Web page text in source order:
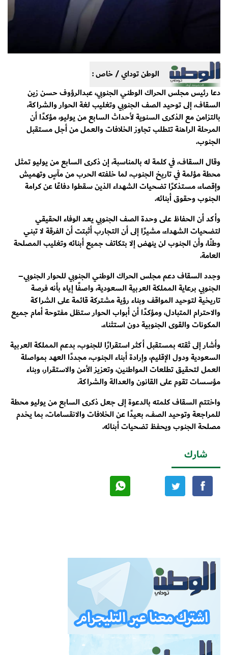
الوطن توداي / خاص :
دعا رئيس مجلس الحراك الوطني الجنوبي، عبدالرؤوف حسن زين
السقاف، إلى توحيد الصف الجنوبي وتغليب لغة الحوار والشراكة،
بالتزامن مع الذكرى السنوية لأحداث السابع من يوليو، مؤكدًا أن
المرحلة الراهنة تتطلب تجاوز الخلافات والعمل من أجل مستقبل
الجنوب.
وقال السقاف، في كلمة له بالمناسبة، إن ذكرى السابع من يوليو تمثل
محطة مؤلمة في تاريخ الجنوب، لما خلفته الحرب من مآسٍ وتهميش
وإقصاء، مستذكرًا تضحيات الشهداء الذين سقطوا دفاعًا عن كرامة
الجنوب وحقوق أبنائه.
وأكد أن الحفاظ على وحدة الصف الجنوبي يعد الوفاء الحقيقي
لتضحيات الشهداء، مشيرًا إلى أن التجارب أثبتت أن الفرقة لا تبني
وطنًا، وأن الجنوب لن ينهض إلا بتكاتف جميع أبنائه وتغليب المصلحة
العامة.
وجدد السقاف دعم مجلس الحراك الوطني الجنوبي للحوار الجنوبي–
الجنوبي برعاية المملكة العربية السعودية، واصفًا إياه بأنه فرصة
تاريخية لتوحيد المواقف وبناء رؤية مشتركة قائمة على الشراكة
والاحترام المتبادل، ومؤكدًا أن أبواب الحوار ستظل مفتوحة أمام جميع
المكونات والقوى الجنوبية دون استثناء.
وأشار إلى ثقته بمستقبل أكثر استقرارًا للجنوب، بدعم المملكة العربية
السعودية ودول الإقليم، وإرادة أبناء الجنوب، مجددًا العهد بمواصلة
العمل لتحقيق تطلعات المواطنين، وتعزيز الأمن والاستقرار، وبناء
مؤسسات تقوم على القانون والعدالة والشراكة.
واختتم السقاف كلمته بالدعوة إلى جعل ذكرى السابع من يوليو محطة
للمراجعة وتوحيد الصف، بعيدًا عن الخلافات والانقسامات، بما يخدم
مصلحة الجنوب ويحفظ تضحيات أبنائه.
شارك